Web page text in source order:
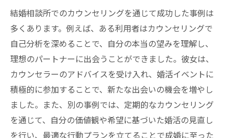
結婚相談所でのカウンセリングを通じて成功した事例は
多くあります。例えば、ある利用者はカウンセリングで
自己分析を深めることで、自分の本当の望みを理解し、
理想のパートナーに出会うことができました。彼女は、
カウンセラーのアドバイスを受け入れ、婚活イベントに
積極的に参加することで、新たな出会いの機会を増やし
ました。また、別の事例では、定期的なカウンセリング
を通じて、自分の価値観や希望に基づいた婚活の見直し
を行い、最適な行動プランを立てることで成婚に至った